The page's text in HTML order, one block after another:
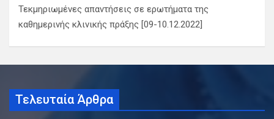
Τεκμηριωμένες απαντήσεις σε ερωτήματα της
καθημερινής κλινικής πράξης [09-10.12.2022]
Τελευταία Άρθρα